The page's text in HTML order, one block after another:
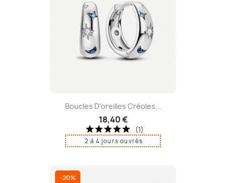
Boucles D'oreilles Créoles...
18,40 €
(1)
2 à 4 jours ouvrés
-20%